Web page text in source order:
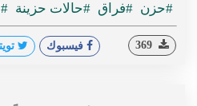
#حزن #فراق #حالات حزينة
فيسبوك